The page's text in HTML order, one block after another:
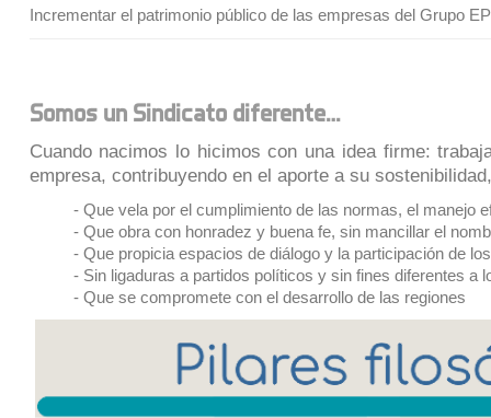
Incrementar el patrimonio público de las empresas del Grupo
Somos un Sindicato diferente…
Cuando nacimos lo hicimos con una idea firme:
empresa, contribuyendo en el aporte a su
- Que vela por el cumplimiento de las normas, el
- Que obra con honradez y buena fe, sin mancillar el
- Que propicia espacios de diálogo y la participación de
- Sin ligaduras a partidos políticos y sin fines diferentes a
- Que se compromete con el desarrollo de las regiones